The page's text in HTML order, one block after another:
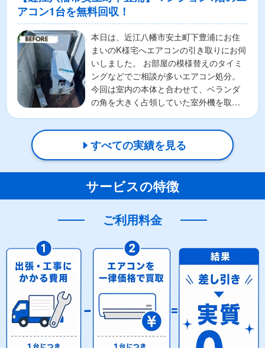
アコン1台を無料回収！
本日は、近江八幡市安土町下豊浦にお住
まいのK様宅へエアコンの引き取りにお伺
いしました。 お部屋の模様替えのタイミ
ングなどでご相談が多いエアコン処分。
今回は室内の本体と合わせて、ベランダ
の角を大きく占領していた室外機を取り
すべての実績を見る
サービスの特徴
ご利用料金